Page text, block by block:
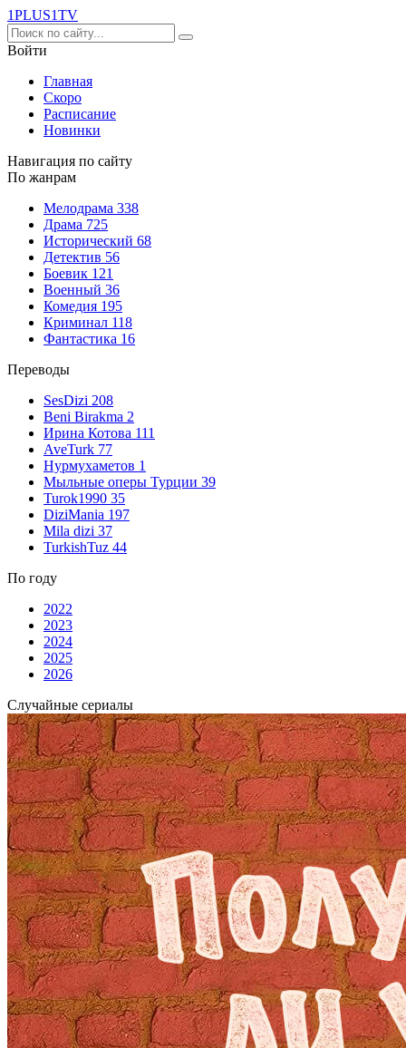
1PLUS1TV
Войти
Главная
Скоро
Расписание
Новинки
Навигация по сайту
По жанрам
Мелодрама 338
Драма 725
Исторический 68
Детектив 56
Боевик 121
Военный 36
Комедия 195
Криминал 118
Фантастика 16
Переводы
SesDizi 208
Beni Birakma 2
Ирина Котова 111
AveTurk 77
Нурмухаметов 1
Мыльные оперы Турции 39
Turok1990 35
DiziMania 197
Mila dizi 37
TurkishTuz 44
По году
2022
2023
2024
2025
2026
Случайные сериалы